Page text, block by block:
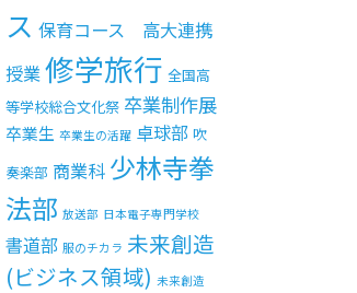
ス 保育コース 高大連携
授業修学旅行 全国高
等学校総合文化祭 卒業制作展
卒業生 卒業生の活躍 卓球部 吹
奏楽部 商業科 少林寺拳
法部 放送部 日本電子専門学校
書道部 服のチカラ 未来創造
(ビジネス領域) 未来創造